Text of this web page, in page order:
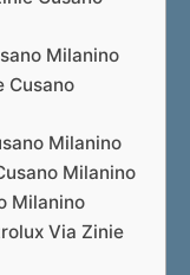
Milanino
Cusano
Milanino
Milanino
Milanino
Via Zinie